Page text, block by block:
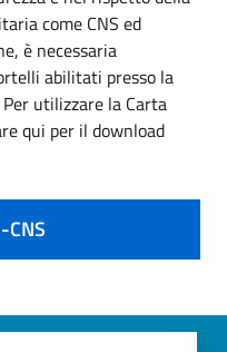
come CNS ed
è necessaria
abilitati presso la
utilizzare la Carta
qui per il download
CNS